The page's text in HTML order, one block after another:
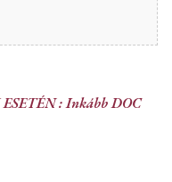
: Inkább DOC